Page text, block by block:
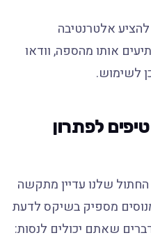
אלטרנטיבה
אותו מהספה, וודאו
לשימוש.
לפתרון
שלנו עדיין מתקשה
מספיק בשיקס לדעת
שאתם יכולים לנסות: